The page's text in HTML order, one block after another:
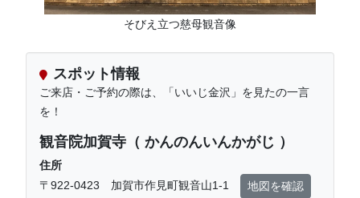
そびえ立つ慈母観音像
スポット情報
ご来店・ご予約の際は、「いいじ金沢」を見たの一言
を！
観音院加賀寺（ かんのんいんかがじ ）
住所
〒922-0423 加賀市作見町観音山1-1
地図を確認